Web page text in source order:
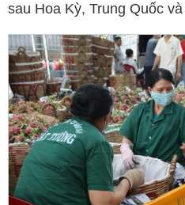
sau Hoa Kỳ, Trung Quốc